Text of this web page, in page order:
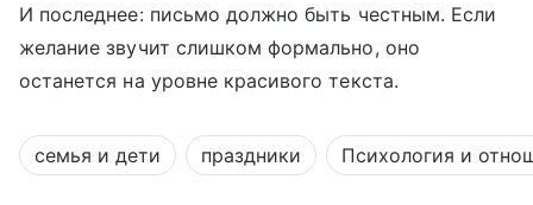
И последнее: письмо должно быть честным. Если
желание звучит слишком формально, оно
останется на уровне красивого текста.
семья и дети праздники Психология и